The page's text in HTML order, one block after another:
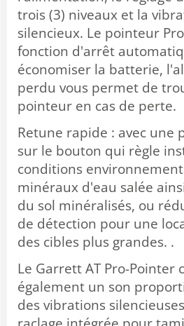
trois (3) niveaux et la
silencieux. Le pointeur
fonction d'arrêt
économiser la batterie,
perdu vous permet de
pointeur en cas de perte.
Retune rapide : avec une
sur le bouton qui règle
conditions
minéraux d'eau salée
du sol minéralisés, ou
de détection pour une
des cibles plus grandes. .
Le Garrett AT Pro-Pointer
également un son
des vibrations